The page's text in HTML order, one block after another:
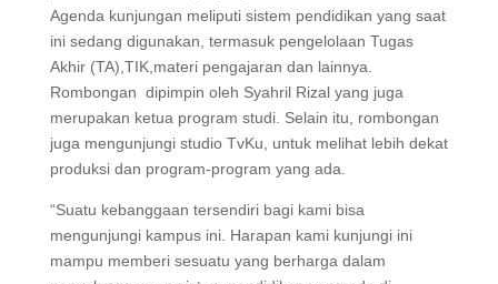
Agenda kunjungan meliputi sistem pendidikan yang saat
ini sedang digunakan, termasuk pengelolaan Tugas
Akhir (TA),TIK,materi pengajaran dan lainnya.
Rombongan dipimpin oleh Syahril Rizal yang juga
merupakan ketua program studi. Selain itu, rombongan
juga mengunjungi studio TvKu, untuk melihat lebih dekat
produksi dan program-program yang ada.
“Suatu kebanggaan tersendiri bagi kami bisa
mengunjungi kampus ini. Harapan kami kunjungi ini
mampu memberi sesuatu yang berharga dalam